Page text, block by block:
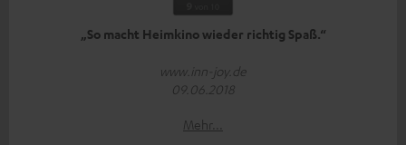
„So macht Heimkino wieder richtig Spaß.“
www.inn-joy.de
09.06.2018
Mehr...